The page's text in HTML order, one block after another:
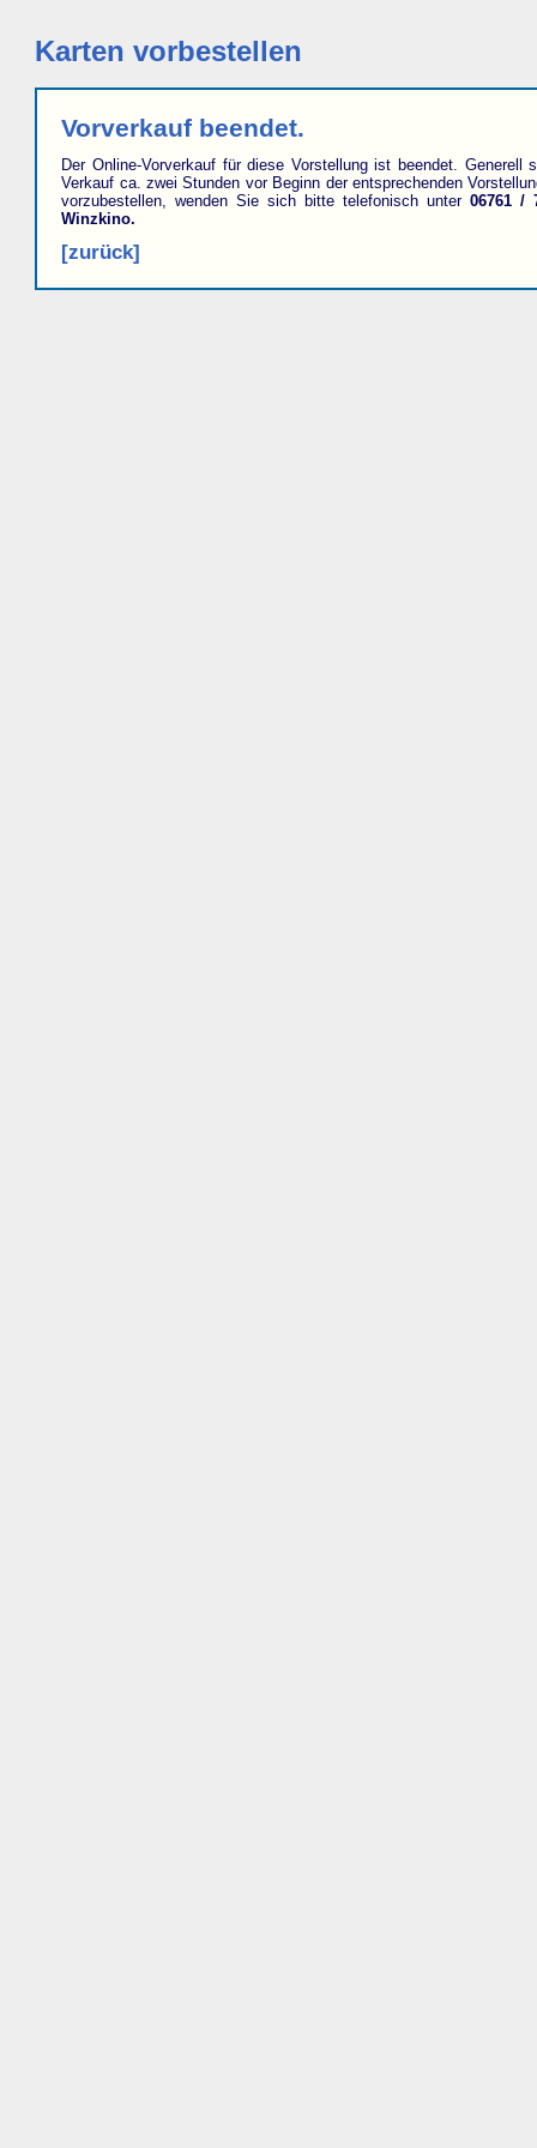
Karten vorbestellen
Vorverkauf beendet.
Der Online-Vorverkauf für diese Vorstellung ist beendet. Generell
Verkauf ca. zwei Stunden vor Beginn der entsprechenden
vorzubestellen, wenden Sie sich bitte telefonisch unter06761 /
Winzkino.
[zurück]